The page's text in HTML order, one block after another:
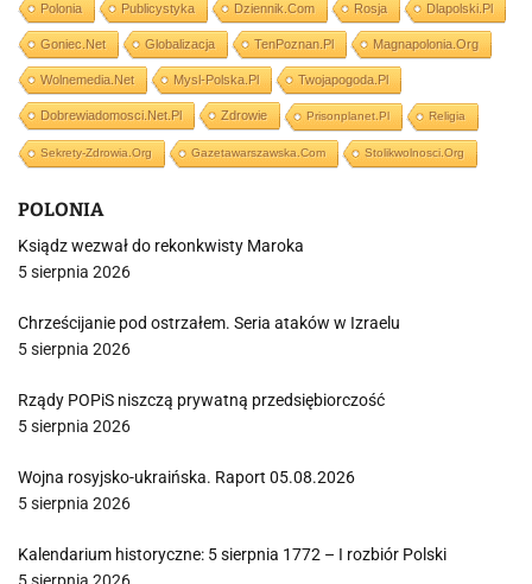
Polonia Publicystyka Dziennik.com Rosja Dlapolski.pl
Goniec.net Globalizacja TenPoznan.pl Magnapolonia.org
Wolnemedia.net Mysl-Polska.pl Twojapogoda.pl
Dobrewiadomosci.net.pl Zdrowie Prisonplanet.pl Religia
Sekrety-Zdrowia.org Gazetawarszawska.com Stolikwolnosci.org
POLONIA
Ksiądz wezwał do rekonkwisty Maroka
5 sierpnia 2026
Chrześcijanie pod ostrzałem. Seria ataków w Izraelu
5 sierpnia 2026
Rządy POPiS niszczą prywatną przedsiębiorczość
5 sierpnia 2026
Wojna rosyjsko-ukraińska. Raport 05.08.2026
5 sierpnia 2026
Kalendarium historyczne: 5 sierpnia 1772 – I rozbiór Polski